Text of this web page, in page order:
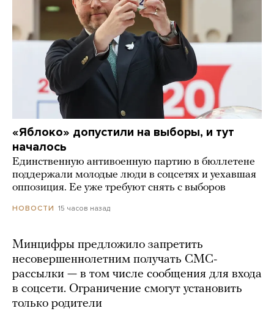
«Яблоко» допустили на выборы, и тут
началось
Единственную антивоенную партию в бюллетене
поддержали молодые люди в соцсетях и уехавшая
оппозиция. Ее уже требуют снять с выборов
НОВОСТИ 15 часов назад
Минцифры предложило запретить
несовершеннолетним получать СМС-
рассылки — в том числе сообщения для входа
в соцсети. Ограничение смогут установить
только родители